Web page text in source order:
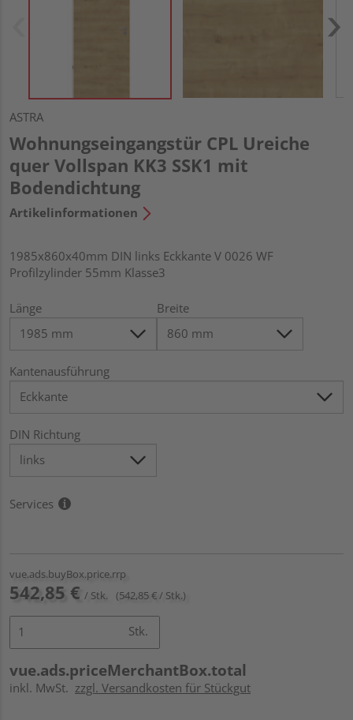
ASTRA
Wohnungseingangstür CPL Ureiche
quer Vollspan KK3 SSK1 mit
Bodendichtung
Artikelinformationen
1985x860x40mm DIN links Eckkante V 0026 WF
Profilzylinder 55mm Klasse3
Länge Breite
Kantenausführung
DIN Richtung
Services
vue.ads.buyBox.price.rrp
542,85 € / Stk. (542,85 € / Stk.)
Stk.
vue.ads.priceMerchantBox.total
inkl. MwSt. zzgl. Versandkosten für Stückgut